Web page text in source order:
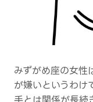
みずがめ座の女性
が嫌いというわけ